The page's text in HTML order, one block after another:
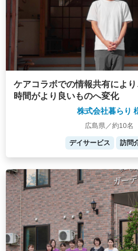
ケアコラボでの情報共有によ
時間がより良いものへ変化
株式会社暮らり
広島県／約10名
デイサービス 訪問